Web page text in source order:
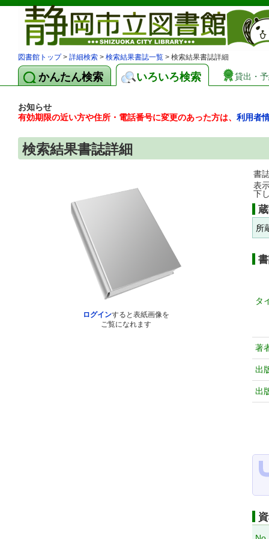
図書館トップ> 詳細検索 > 検索結果書誌一覧 > 検索結果書誌詳細
かんたん検索 いろいろ検索 貸出・
お知らせ
有効期限の近い方や住所・電話番号に変更のあった方は、 利用者
検索結果書誌詳細
ログインすると表紙画像を
ご覧になれます
書
表
下
所
タ
著
出
出